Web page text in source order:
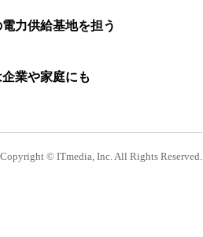
力供給基地を担う
業や家庭にも
Copyright © ITmedia, Inc. All Rights Reserved.